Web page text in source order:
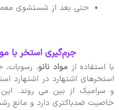
حتی بعد از شستشوی
جرم‌گیری استخر با
با استفاده از مواد نانو،
استخرهای اشتهارد در اشتهارد
و سرامیک از بین می روند.
خاصیت ضدباکتری دارد و مانع